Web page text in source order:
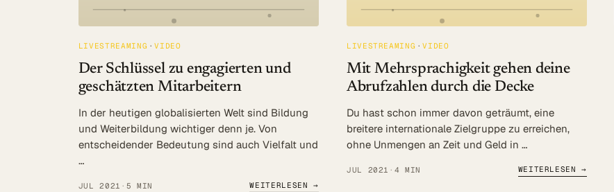
LIVESTREAMING VIDEO
Der Schlüssel zu engagierten und
geschätzten Mitarbeitern
In der heutigen globalisierten Welt sind Bildung
und Weiterbildung wichtiger denn je. Von
entscheidender Bedeutung sind auch Vielfalt und
…
JUL 2021 · 5 MIN WEITERLESEN →
LIVESTREAMING VIDEO
Mit Mehrsprachigkeit gehen deine
Abrufzahlen durch die Decke
Du hast schon immer davon geträumt, eine
breitere internationale Zielgruppe zu erreichen,
ohne Unmengen an Zeit und Geld in …
JUL 2021 · 4 MIN WEITERLESEN →